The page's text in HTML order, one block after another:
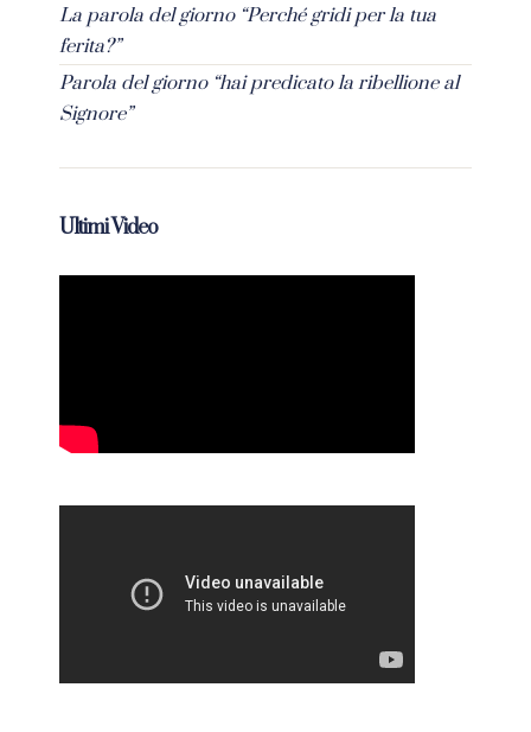
La parola del giorno “Perché gridi per la tua
ferita?”
Parola del giorno “hai predicato la ribellione al
Signore”
Ultimi Video